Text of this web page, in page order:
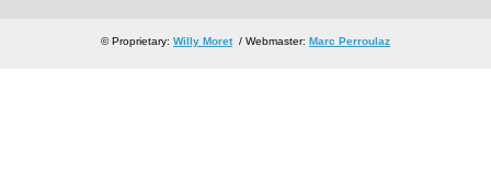
© Proprietary: Willy Moret/ Webmaster: Marc Perroulaz